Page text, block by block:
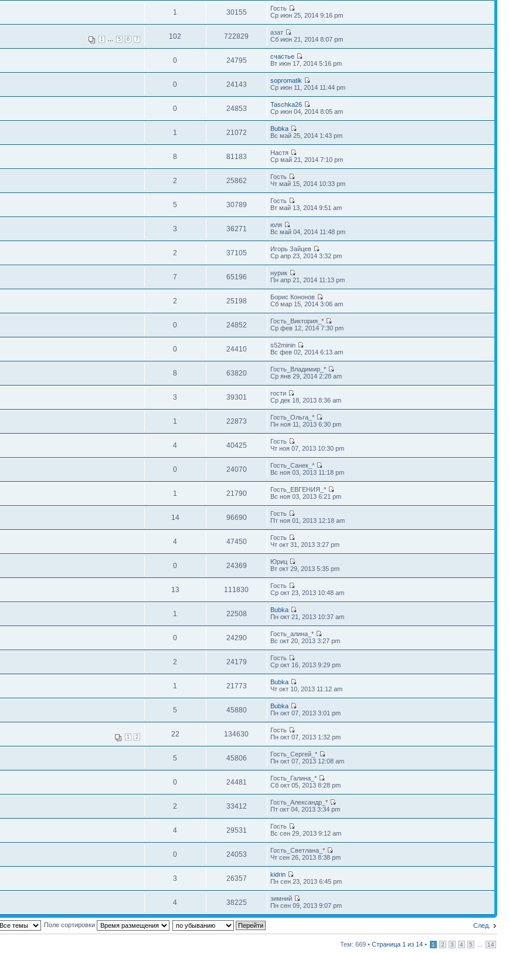
1 30155
Гость
Ср июн 25, 2014 9:16 pm
1 5 6 7 102 722829
азат
Сб июн 21, 2014 8:07 pm
0 24795
счастье
Вт июн 17, 2014 5:16 pm
0 24143
sopromatik
Ср июн 11, 2014 11:44 pm
0 24853
Taschka26
Ср июн 04, 2014 8:05 am
1 21072
Bubka
Вс май 25, 2014 1:43 pm
8 81183
Настя
Ср май 21, 2014 7:10 pm
2 25862
Гость
Чт май 15, 2014 10:33 pm
5 30789
Гость
Вт май 13, 2014 9:51 am
3 36271
юля
Вс май 04, 2014 11:48 pm
2 37105
Игорь Зайцев
Ср апр 23, 2014 3:32 pm
7 65196
нурик
Пн апр 21, 2014 11:13 pm
2 25198
Борис Кононов
Сб мар 15, 2014 3:06 am
0 24852
Гость_Виктория_*
Ср фев 12, 2014 7:30 pm
0 24410
s52minin
Вс фев 02, 2014 6:13 am
8 63820
Гость_Владимир_*
Ср янв 29, 2014 2:28 am
3 39301
гости
Ср дек 18, 2013 8:36 am
1 22873
Гость_Ольга_*
Пн ноя 11, 2013 6:30 pm
4 40425
Гость
Чт ноя 07, 2013 10:30 pm
0 24070
Гость_Санек_*
Вс ноя 03, 2013 11:18 pm
1 21790
Гость_ЕВГЕНИЯ_*
Вс ноя 03, 2013 6:21 pm
14 96690
Гость
Пт ноя 01, 2013 12:18 am
4 47450
Гость
Чт окт 31, 2013 3:27 pm
0 24369
Юриц
Вт окт 29, 2013 5:35 pm
13 111830
Гость
Ср окт 23, 2013 10:48 am
1 22508
Bubka
Пн окт 21, 2013 10:37 am
0 24290
Гость_алина_*
Вс окт 20, 2013 3:27 pm
2 24179
Гость
Ср окт 16, 2013 9:29 pm
1 21773
Bubka
Чт окт 10, 2013 11:12 am
5 45880
Bubka
Пн окт 07, 2013 3:01 pm
1 2 22 134630
Гость
Пн окт 07, 2013 1:32 pm
5 45806
Гость_Сергей_*
Пн окт 07, 2013 12:08 am
0 24481
Гость_Галина_*
Сб окт 05, 2013 8:28 pm
2 33412
Гость_Александр_*
Пт окт 04, 2013 3:34 pm
4 29531
Гость
Вс сен 29, 2013 9:12 am
0 24053
Гость_Светлана_*
Чт сен 26, 2013 8:38 pm
3 26357
kidrin
Пн сен 23, 2013 6:45 pm
4 38225
зимний
Пн сен 09, 2013 9:07 pm
След.
Поле сортировки
Тем: 669 • Страница 1 из 14 • 1 2 3 4 5 14